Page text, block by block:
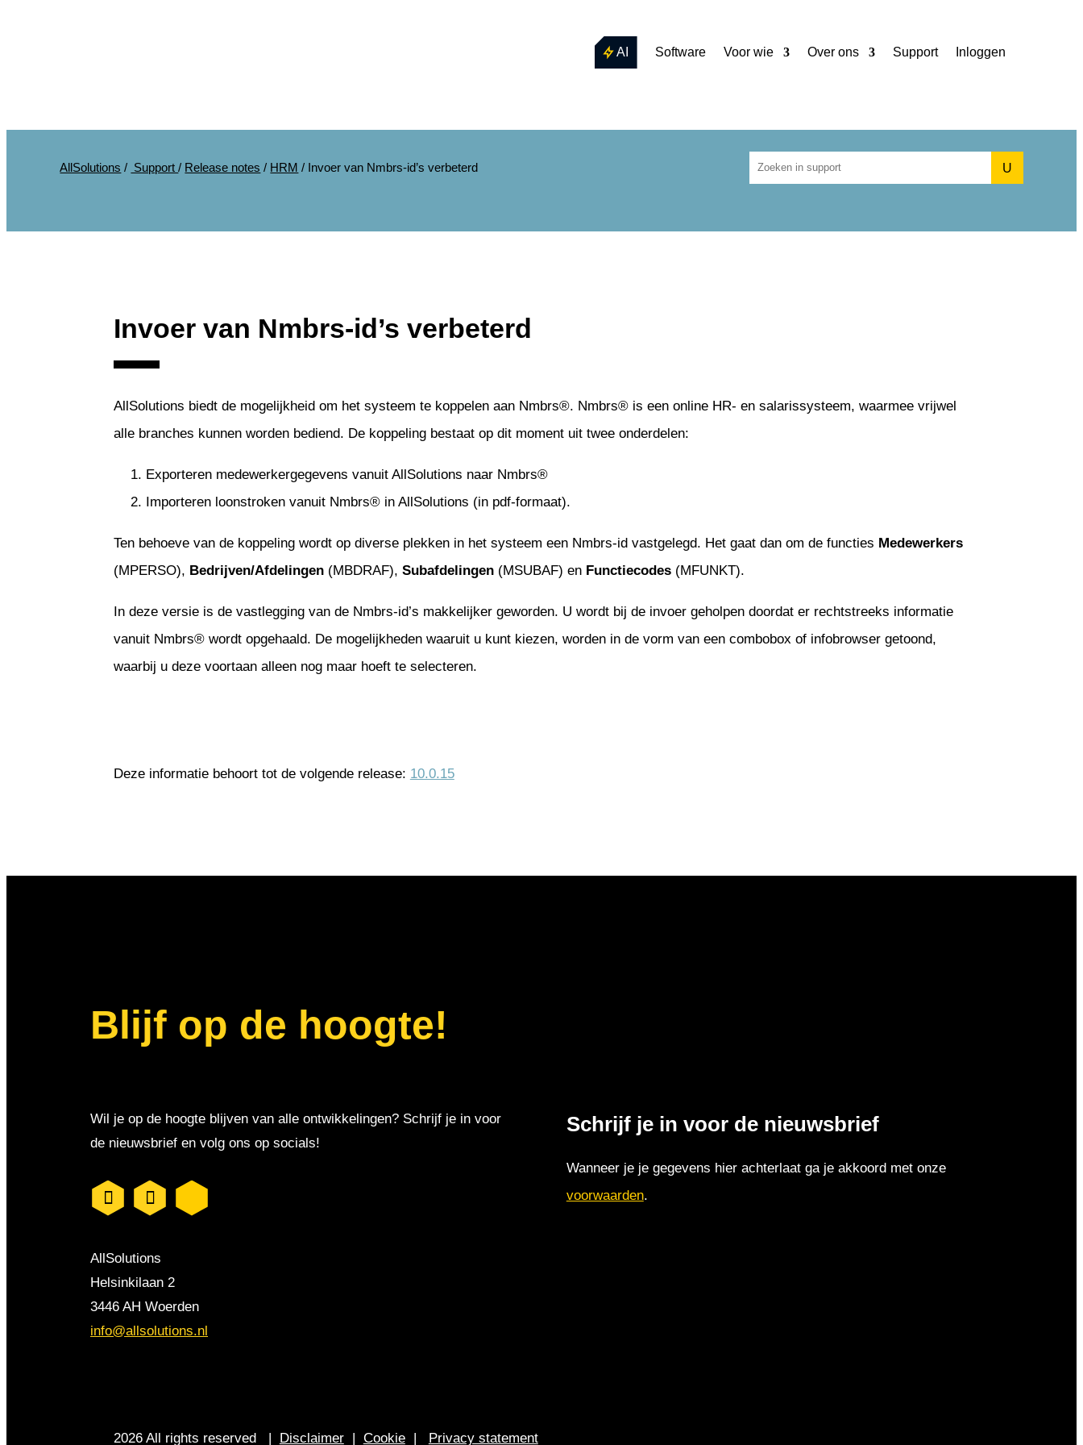
AI Software Voor wie Over ons Support Inloggen
AllSolutions / Support/ Release notes / HRM / Invoer van Nmbrs-id’s verbeterd U
Invoer van Nmbrs-id’s verbeterd
AllSolutions biedt de mogelijkheid om het systeem te koppelen aan Nmbrs®. Nmbrs® is een online HR- en salarissysteem, waarmee vrijwel
alle branches kunnen worden bediend. De koppeling bestaat op dit moment uit twee onderdelen:
Exporteren medewerkergegevens vanuit AllSolutions naar Nmbrs®
Importeren loonstroken vanuit Nmbrs® in AllSolutions (in pdf-formaat).
Ten behoeve van de koppeling wordt op diverse plekken in het systeem een Nmbrs-id vastgelegd. Het gaat dan om de functies Medewerkers
(MPERSO), Bedrijven/Afdelingen(MBDRAF), Subafdelingen(MSUBAF) en Functiecodes(MFUNKT).
In deze versie is de vastlegging van de Nmbrs-id’s makkelijker geworden. U wordt bij de invoer geholpen doordat er rechtstreeks informatie
vanuit Nmbrs® wordt opgehaald. De mogelijkheden waaruit u kunt kiezen, worden in de vorm van een combobox of infobrowser getoond,
waarbij u deze voortaan alleen nog maar hoeft te selecteren.
Deze informatie behoort tot de volgende release: 10.0.15
Blijf op de hoogte!
Wil je op de hoogte blijven van alle ontwikkelingen? Schrijf je in voor
de nieuwsbrief en volg ons op socials!
AllSolutions
Helsinkilaan 2
3446 AH Woerden
info@allsolutions.nl
Schrijf je in voor de nieuwsbrief
Wanneer je je gegevens hier achterlaat ga je akkoord met onze
voorwaarden.
2026 All rights reserved | Disclaimer Cookie Privacy statement